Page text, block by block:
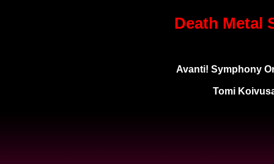
Death Metal
Avanti! Symphony
Tomi